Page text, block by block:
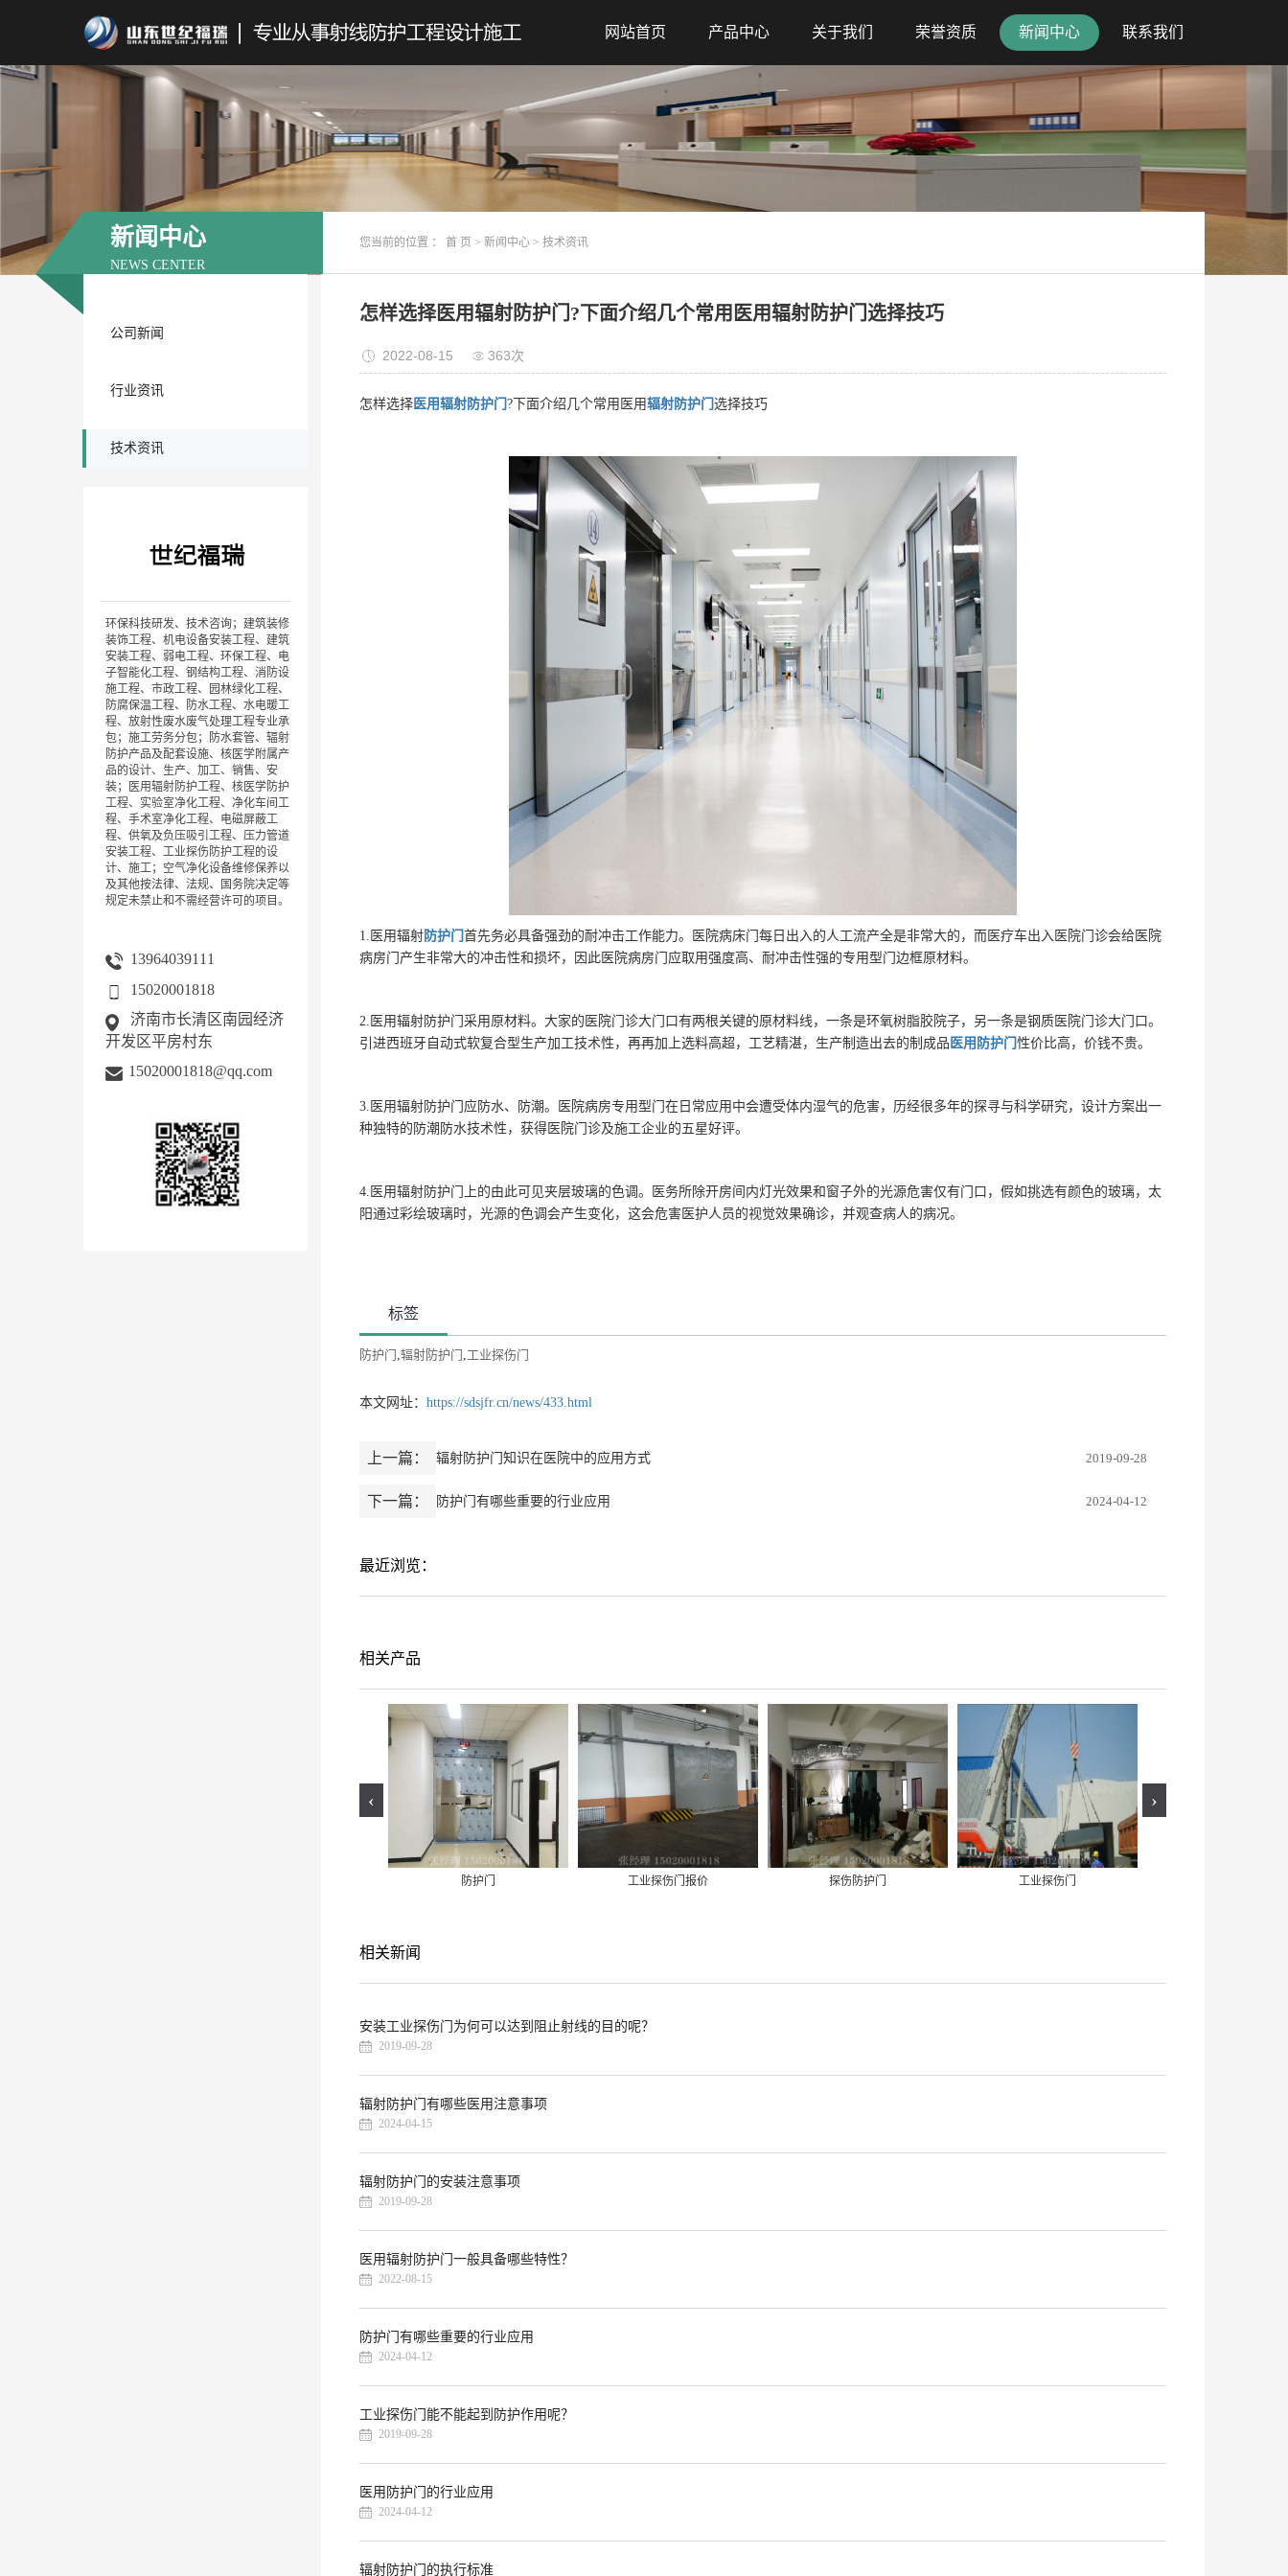
网站首页 产品中心 关于我们 荣誉资质 新闻中心 联系我们
新闻中心
NEWS CENTER
公司新闻
行业资讯
技术资讯
环保科技研发、技术咨询；建筑装修
装饰工程、机电设备安装工程、建筑
安装工程、弱电工程、环保工程、电
子智能化工程、钢结构工程、消防设
施工程、市政工程、园林绿化工程、
防腐保温工程、防水工程、水电暖工
程、放射性废水废气处理工程专业承
包；施工劳务分包；防水套管、辐射
防护产品及配套设施、核医学附属产
品的设计、生产、加工、销售、安
装；医用辐射防护工程、核医学防护
工程、实验室净化工程、净化车间工
程、手术室净化工程、电磁屏蔽工
程、供氧及负压吸引工程、压力管道
安装工程、工业探伤防护工程的设
计、施工；空气净化设备维修保养以
及其他按法律、法规、国务院决定等
规定未禁止和不需经营许可的项目。
13964039111
15020001818
济南市长清区南园经济
开发区平房村东
15020001818@qq.com
您当前的位置 ： 首 页 > 新闻中心 > 技术资讯
怎样选择医用辐射防护门?下面介绍几个常用医用辐射防护门选择技巧
2022-08-15 363次
怎样选择 医用辐射防护门 ?下面介绍几个常用医用辐射防护门 选择技巧
1.医用辐射防护门 首先务必具备强劲的耐冲击工作能力。医院病床门每日出入的人工流产全是非常大的，而医疗车出入医院门诊会给医院
病房门产生非常大的冲击性和损坏，因此医院病房门应取用强度高、耐冲击性强的专用型门边框原材料。
2.医用辐射防护门采用原材料。大家的医院门诊大门口有两根关键的原材料线，一条是环氧树脂胶院子，另一条是钢质医院门诊大门口。
引进西班牙自动式软复合型生产加工技术性，再再加上选料高超，工艺精湛，生产制造出去的制成品 医用防护门 性价比高，价钱不贵。
3.医用辐射防护门应防水、防潮。医院病房专用型门在日常应用中会遭受体内湿气的危害，历经很多年的探寻与科学研究，设计方案出一
种独特的防潮防水技术性，获得医院门诊及施工企业的五星好评。
4.医用辐射防护门上的由此可见夹层玻璃的色调。医务所除开房间内灯光效果和窗子外的光源危害仅有门口，假如挑选有颜色的玻璃，太
阳通过彩绘玻璃时，光源的色调会产生变化，这会危害医护人员的视觉效果确诊，并观查病人的病况。
标签
防护门 ,辐射防护门 ,工业探伤门
本文网址： https://sdsjfr.cn/news/433.html
上一篇： 辐射防护门知识在医院中的应用方式 2019-09-28
下一篇： 防护门有哪些重要的行业应用 2024-04-12
最近浏览：
相关产品
防护门 工业探伤门报价 探伤防护门 工业探伤门
‹ ›
相关新闻
安装工业探伤门为何可以达到阻止射线的目的呢？
2019-09-28
辐射防护门有哪些医用注意事项
2024-04-15
辐射防护门的安装注意事项
2019-09-28
医用辐射防护门一般具备哪些特性？
2022-08-15
防护门有哪些重要的行业应用
2024-04-12
工业探伤门能不能起到防护作用呢？
2019-09-28
医用防护门的行业应用
2024-04-12
辐射防护门的执行标准